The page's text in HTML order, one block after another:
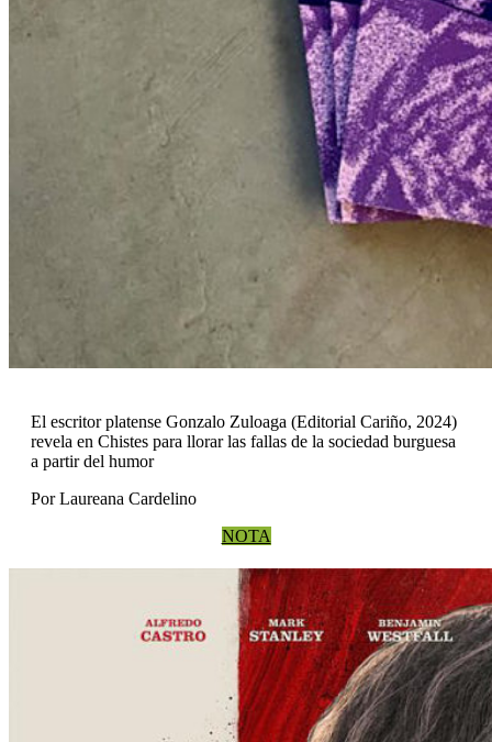
El escritor platense Gonzalo Zuloaga (Editorial Cariño, 2024)
revela en Chistes para llorar las fallas de la sociedad burguesa
a partir del humor
Por Laureana Cardelino
NOTA